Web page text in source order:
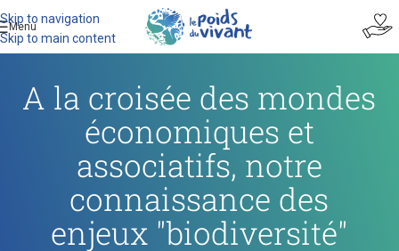
Skip to navigation
Skip to main content
Menu
A la croisée des mondes
économiques et
associatifs, notre
connaissance des
enjeux "biodiversité"